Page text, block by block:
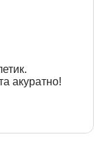
акуратно!